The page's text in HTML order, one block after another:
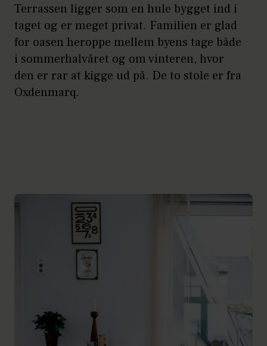
Terrassen ligger som en hule bygget ind i
taget og er meget privat. Familien er glad
for oasen heroppe mellem byens tage både
i sommerhalvåret og om vinteren, hvor
den er rar at kigge ud på. De to stole er fra
Oxdenmarq.